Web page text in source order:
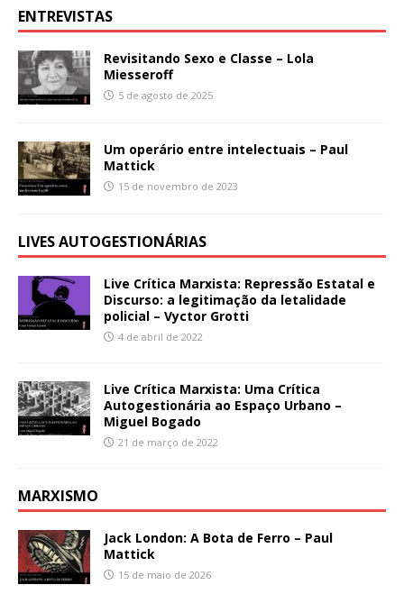
ENTREVISTAS
Revisitando Sexo e Classe – Lola
Miesseroff
5 de agosto de 2025
Um operário entre intelectuais – Paul
Mattick
15 de novembro de 2023
LIVES AUTOGESTIONÁRIAS
Live Crítica Marxista: Repressão Estatal e
Discurso: a legitimação da letalidade
policial – Vyctor Grotti
4 de abril de 2022
Live Crítica Marxista: Uma Crítica
Autogestionária ao Espaço Urbano –
Miguel Bogado
21 de março de 2022
MARXISMO
Jack London: A Bota de Ferro – Paul
Mattick
15 de maio de 2026